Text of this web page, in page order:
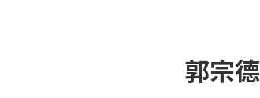
郭宗德